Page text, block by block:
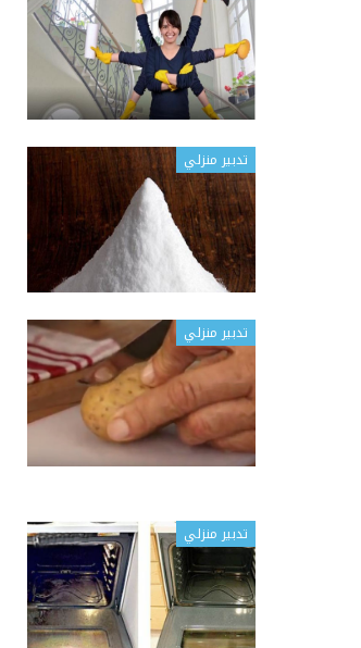
تدبير منزلي
تدبير منزلي
تدبير منزلي